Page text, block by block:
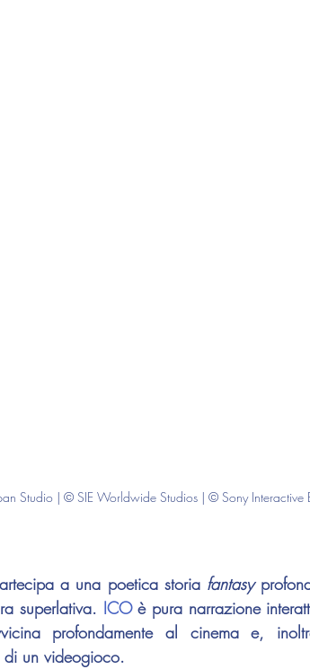
Studio | © SIE Worldwide Studios | © Sony Interactive
a una poetica storia fantasy
superlativa. ICO è pura narrazione
profondamente al cinema e,
di un videogioco.